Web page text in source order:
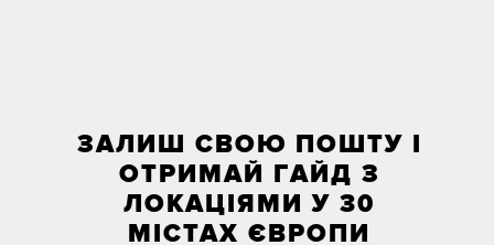
ЗАЛИШ СВОЮ ПОШТУ І
ОТРИМАЙ ГАЙД З
ЛОКАЦІЯМИ У 30
МІСТАХ ЄВРОПИ